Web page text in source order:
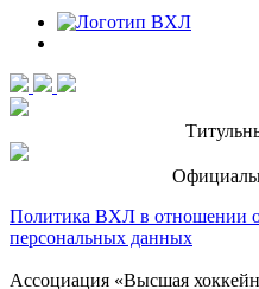
Политика ВХЛ в отношении
персональных данных
Ассоциация «Высшая